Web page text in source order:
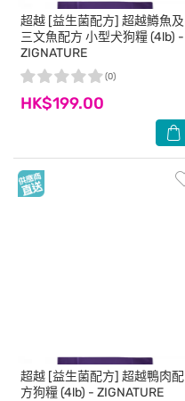
超越 [益生菌配方] 超越鱒魚及
三文魚配方 小型犬狗糧 (4lb) -
ZIGNATURE
HK$199.00
(0)
超越 [益生菌配方] 超越鴨肉配
方狗糧 (4lb) - ZIGNATURE